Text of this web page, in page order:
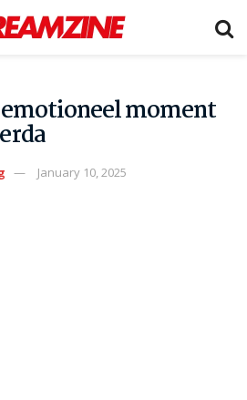
moment
January 10, 2025